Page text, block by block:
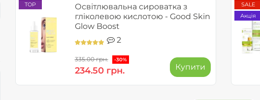
TOP
Освітлювальна сироватка з
гліколевою кислотою - Good Skin
Glow Boost
2
335.00 грн. -30%
234.50 грн. Купити
SALE
Акція